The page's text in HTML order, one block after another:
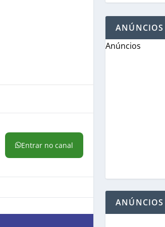
Entrar no canal
ANÚNCIOS
Anúncios
ANÚNCIOS